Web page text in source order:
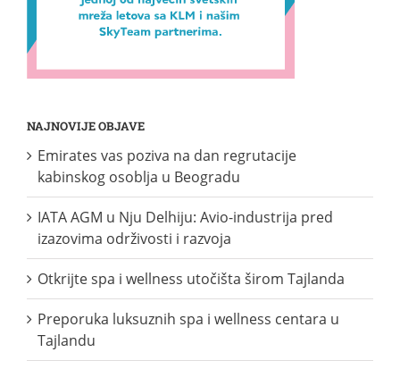
NAJNOVIJE OBJAVE
Emirates vas poziva na dan regrutacije
kabinskog osoblja u Beogradu
IATA AGM u Nju Delhiju: Avio-industrija pred
izazovima održivosti i razvoja
Otkrijte spa i wellness utočišta širom Tajlanda
Preporuka luksuznih spa i wellness centara u
Tajlandu